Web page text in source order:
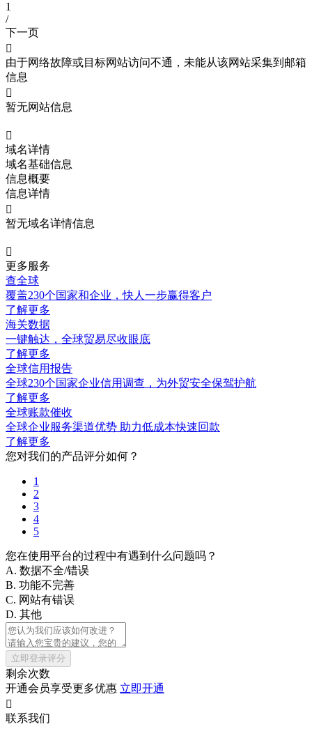
1
/
下一页

由于网络故障或目标网站访问不通，未能从该网站采集到邮箱
信息

暂无网站信息

域名详情
域名基础信息
信息概要
信息详情

暂无域名详情信息

更多服务
查全球
覆盖230个国家和企业，快人一步赢得客户
了解更多
海关数据
一键触达，全球贸易尽收眼底
了解更多
全球信用报告
全球230个国家企业信用调查，为外贸安全保驾护航
了解更多
全球账款催收
全球企业服务渠道优势 助力低成本快速回款
了解更多
您对我们的产品评分如何？
1
2
3
4
5
您在使用平台的过程中有遇到什么问题吗？
A. 数据不全/错误
B. 功能不完善
C. 网站有错误
D. 其他
立即登录评分
剩余次数
开通会员享受更多优惠 立即开通

联系我们